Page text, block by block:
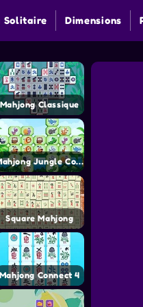
Solitaire Dimensions
Mahjong Classique
Mahjong Jungle Connect
Square Mahjong
Mahjong Connect 4